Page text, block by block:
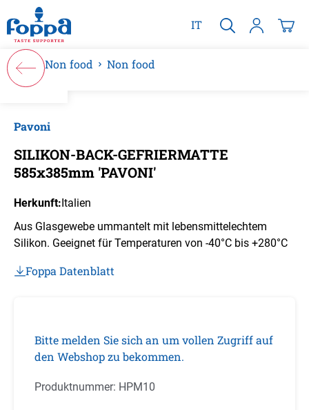
springen
IT
Non food Non food
Pavoni
SILIKON-BACK-GEFRIERMATTE
585x385mm 'PAVONI'
Herkunft:Italien
Aus Glasgewebe ummantelt mit lebensmittelechtem
Silikon. Geeignet für Temperaturen von -40°C bis +280°C
Foppa Datenblatt
Bitte melden Sie sich an um vollen Zugriff auf
den Webshop zu bekommen.
Produktnummer: HPM10